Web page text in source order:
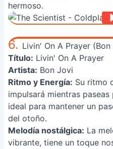
hermoso.
6. Livin' On A Prayer
Título: Livin' On A Prayer
Artista: Bon Jovi
Ritmo y Energía: Su ritmo
impulsará mientras
ideal para mantener un
del otoño.
Melodía nostálgica: La
vibrante, tiene un toque